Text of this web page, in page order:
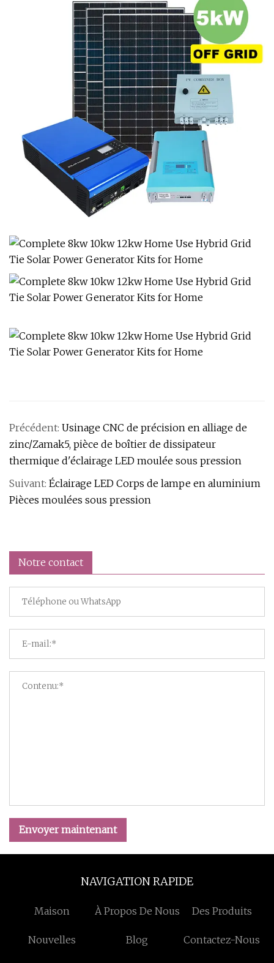
Précédent: Usinage CNC de précision en alliage de
zinc/Zamak5, pièce de boîtier de dissipateur
thermique d'éclairage LED moulée sous pression
Suivant: Éclairage LED Corps de lampe en aluminium
Pièces moulées sous pression
Notre contact
Envoyer maintenant
NAVIGATION RAPIDE
Maison À Propos De Nous Des Produits
Nouvelles Blog Contactez-Nous